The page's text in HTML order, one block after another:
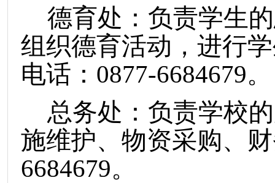
德育处：负责学生
组织德育活动，进行
电话： 0877-6684679。
总务处：负责学校
施维护、物资采购、
6684679。